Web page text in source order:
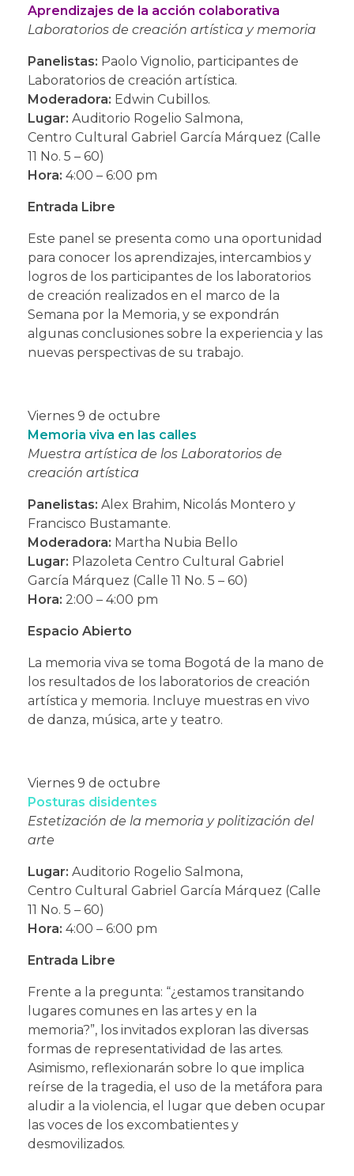
Aprendizajes de la acción colaborativa
Laboratorios de creación artística y memoria
Panelistas: Paolo Vignolio, participantes de
Laboratorios de creación artística.
Moderadora: Edwin Cubillos.
Lugar: Auditorio Rogelio Salmona,
Centro Cultural Gabriel García Márquez (Calle
11 No. 5 – 60)
Hora: 4:00 – 6:00 pm
Entrada Libre
Este panel se presenta como una oportunidad
para conocer los aprendizajes, intercambios y
logros de los participantes de los laboratorios
de creación realizados en el marco de la
Semana por la Memoria, y se expondrán
algunas conclusiones sobre la experiencia y las
nuevas perspectivas de su trabajo.
Viernes 9 de octubre
Memoria viva en las calles
Muestra artística de los Laboratorios de
creación artística
Panelistas: Alex Brahim, Nicolás Montero y
Francisco Bustamante.
Moderadora: Martha Nubia Bello
Lugar: Plazoleta Centro Cultural Gabriel
García Márquez (Calle 11 No. 5 – 60)
Hora: 2:00 – 4:00 pm
Espacio Abierto
La memoria viva se toma Bogotá de la mano de
los resultados de los laboratorios de creación
artística y memoria. Incluye muestras en vivo
de danza, música, arte y teatro.
Viernes 9 de octubre
Posturas disidentes
Estetización de la memoria y politización del
arte
Lugar: Auditorio Rogelio Salmona,
Centro Cultural Gabriel García Márquez (Calle
11 No. 5 – 60)
Hora: 4:00 – 6:00 pm
Entrada Libre
Frente a la pregunta: “¿estamos transitando
lugares comunes en las artes y en la
memoria?”, los invitados exploran las diversas
formas de representatividad de las artes.
Asimismo, reflexionarán sobre lo que implica
reírse de la tragedia, el uso de la metáfora para
aludir a la violencia, el lugar que deben ocupar
las voces de los excombatientes y
desmovilizados.